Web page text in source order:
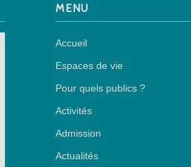
MENU
Accueil
Espaces de vie
Pour quels publics ?
Activités
Admission
Actualités